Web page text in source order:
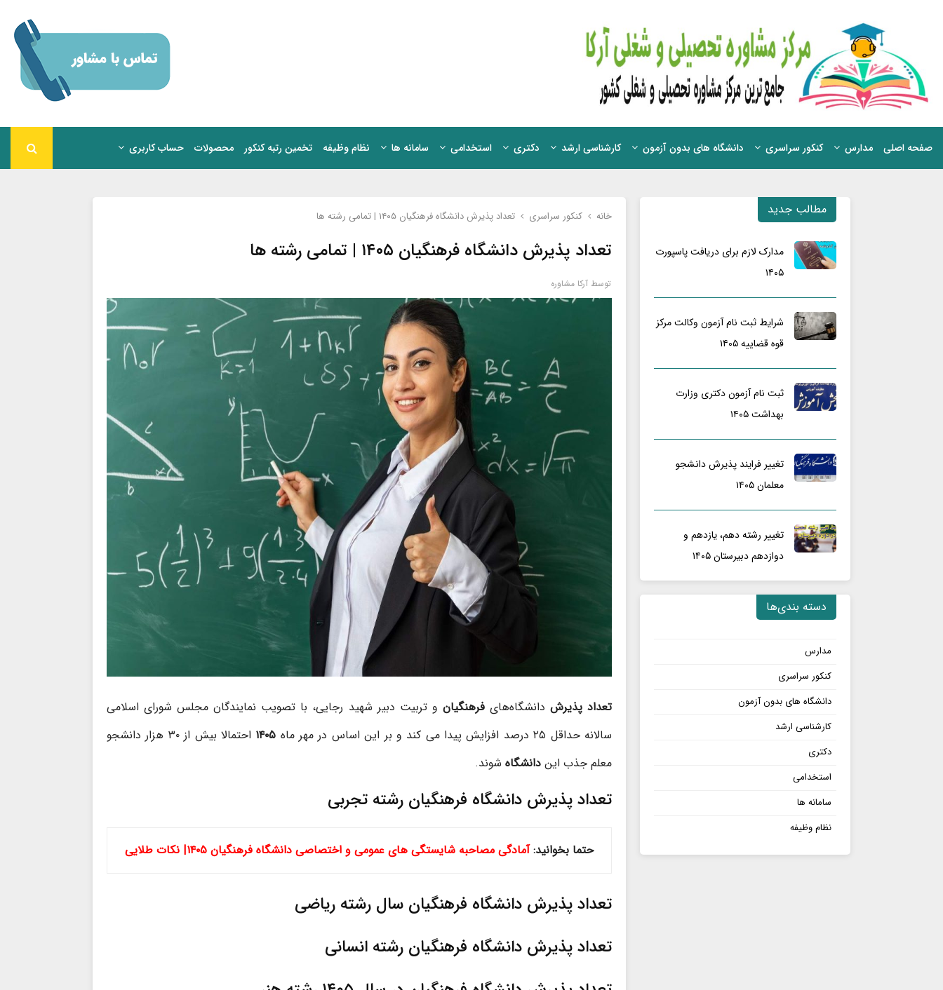
صفحه اصلی مدارس کنکور سراسری دانشگاه های بدون آزمون کارشناسی ارشد دکتری استخدامی سامانه ها نظام وظیفه تخمین رتبه کنکور محصولات حساب کاربری
خانه کنکور سراسری تعداد پذیرش دانشگاه فرهنگیان ۱۴۰۵ | تمامی رشته ها
تعداد پذیرش دانشگاه فرهنگیان ۱۴۰۵ | تمامی رشته ها
توسط آرکا مشاوره
تعداد پذیرش دانشگاه‌هایفرهنگیان و تربیت دبیر شهید رجایی، با تصویب نمایندگان مجلس شورای اسلامی
سالانه حداقل ۲۵ درصد افزایش پیدا می‌ کند و بر این اساس در مهر ماه
۱۴۰۵
احتمالا بیش از ۳۰ هزار دانشجو
معلم جذب این دانشگاه شوند.
تعداد پذیرش دانشگاه فرهنگیان رشته تجربی
حتما بخوانید:آمادگی مصاحبه شایستگی های عمومی و اختصاصی دانشگاه فرهنگیان ۱۴۰۵| نکات طلایی
تعداد پذیرش دانشگاه فرهنگیان سال رشته ریاضی
تعداد پذیرش دانشگاه فرهنگیان رشته انسانی
مطالب جدید
مدارک لازم برای دریافت پاسپورت
۱۴۰۵
شرایط ثبت نام آزمون وکالت مرکز
قوه قضاییه ۱۴۰۵
ثبت نام آزمون دکتری وزارت
بهداشت ۱۴۰۵
تغییر فرایند پذیرش دانشجو
معلمان ۱۴۰۵
تغییر رشته دهم، یازدهم و
دوازدهم دبیرستان ۱۴۰۵
دسته بندی‌ها
مدارس
کنکور سراسری
دانشگاه های بدون آزمون
کارشناسی ارشد
دکتری
استخدامی
سامانه ها
نظام وظیفه